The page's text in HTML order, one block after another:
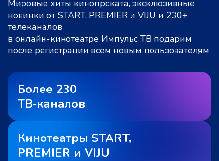
Мировые хиты кинопроката, эксклюзивные
новинки от START, PREMIER и VIJU и 230+
телеканалов
в онлайн-кинотеатре Импульс ТВ подарим
после регистрации всем новым пользователям
Более 230
ТВ‑каналов
Кинотеатры START,
PREMIER и VIJU